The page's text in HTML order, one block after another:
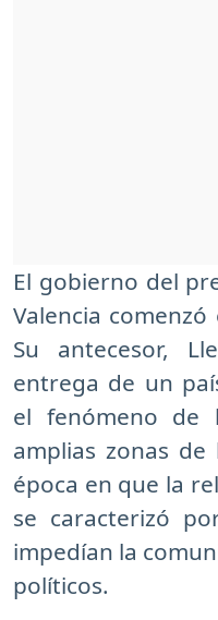
El gobierno del
Valencia
Su antecesor,
entrega de un
el fenómeno de
amplias zonas
época en que la
se caracterizó
impedían la
políticos.